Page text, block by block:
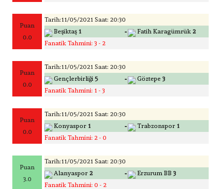
Puan
0.0
Tarih:11/05/2021 Saat: 20:30
Beşiktaş 1 - Fatih Karagümrük 2
Fanatik Tahmini: 3 - 2
Puan
0.0
Tarih:11/05/2021 Saat: 20:30
Gençlerbirliği 5 - Göztepe 3
Fanatik Tahmini: 1 - 3
Puan
0.0
Tarih:11/05/2021 Saat: 20:30
Konyaspor 1 - Trabzonspor 1
Fanatik Tahmini: 2 - 0
Puan
3.0
Tarih:11/05/2021 Saat: 20:30
Alanyaspor 2 - Erzurum BB 3
Fanatik Tahmini: 0 - 2